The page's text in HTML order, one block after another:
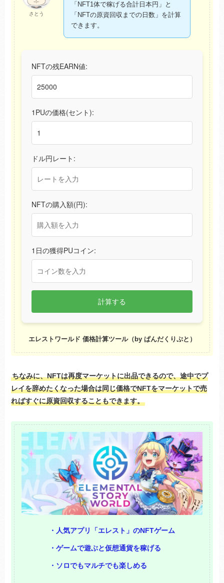
さとう
「NFT1体で稼げる合計日本円」と
「NFTの原資回収までの日数」を計算
できます。
NFTの残EARN値:
1PUの価格(セント):
ドル円レート:
NFTの購入額(円):
1日の獲得PUコイン:
計算する
エレストワールド 価格計算ツール（by ぱんだくりぷと）
ちなみに、NFTは再度マーケットに出品できるので、途中でプ
レイを辞めたくなった場合は同じ価格でNFTをマーケットで売
ればすぐに原資回収することもできます。
・人気アプリ「エレスト」のNFTゲーム
・ゲームで遊ぶと仮想通貨を稼げる
・ソロでもマルチでも楽しめる